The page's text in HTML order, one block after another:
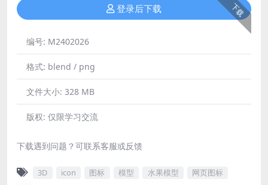
下载
登录后下载
编号: M2402026
格式: blend / png
文件大小: 328 MB
版权: 仅限学习交流
下载遇到问题？可联系客服或反馈
3D icon 图标 模型 水果模型 网页图标